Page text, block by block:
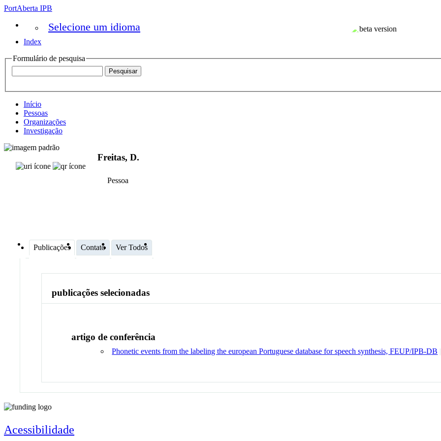
PortAberta IPB
Selecione um idioma
Index
Formulário de pesquisa
Início
Pessoas
Organizações
Investigação
Freitas, D.
Pessoa
Publicações Contato Ver Todos
publicações selecionadas
artigo de conferência
Phonetic events from the labeling the european Portuguese database for speech synthesis, FEUP/IPB-DB
Acessibilidade